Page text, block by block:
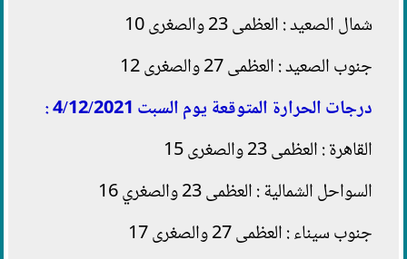
شمال الصعيد : العظمى 23 والصغرى 10
جنوب الصعيد : العظمى 27 والصغرى 12
درجات الحرارة المتوقعة يوم السبت 4/12/2021 :
القاهرة : العظمى 23 والصغرى 15
السواحل الشمالية : العظمى 23 والصغري 16
جنوب سيناء : العظمى 27 والصغرى 17